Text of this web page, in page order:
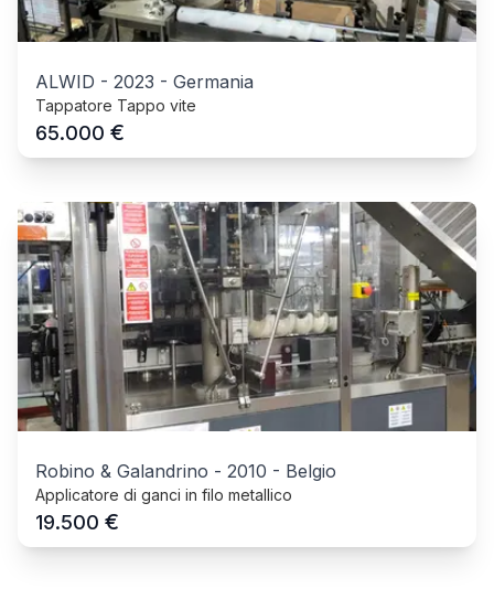
ALWID - 2023 - Germania
Tappatore Tappo vite
65.000 €
Robino & Galandrino - 2010 - Belgio
Applicatore di ganci in filo metallico
19.500 €